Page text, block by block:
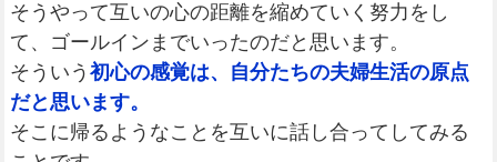
そうやって互いの心の距離を縮めていく努力をし
て、ゴールインまでいったのだと思います。
そういう 初心の感覚は、自分たちの夫婦生活の原点
だと思います。
そこに帰るようなことを互いに話し合ってしてみる